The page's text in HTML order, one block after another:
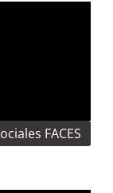
FACES